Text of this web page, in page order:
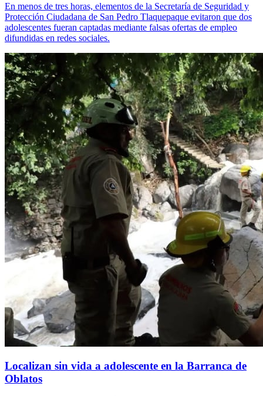
En menos de tres horas, elementos de la Secretaría de Seguridad y
Protección Ciudadana de San Pedro Tlaquepaque evitaron que dos
adolescentes fueran captadas mediante falsas ofertas de empleo
difundidas en redes sociales.
Localizan sin vida a adolescente en la Barranca de
Oblatos